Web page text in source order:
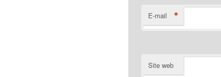
E-mail *
Site web